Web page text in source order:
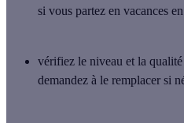
si vous partez en vacances
vérifiez le niveau et la
demandez à le remplacer si